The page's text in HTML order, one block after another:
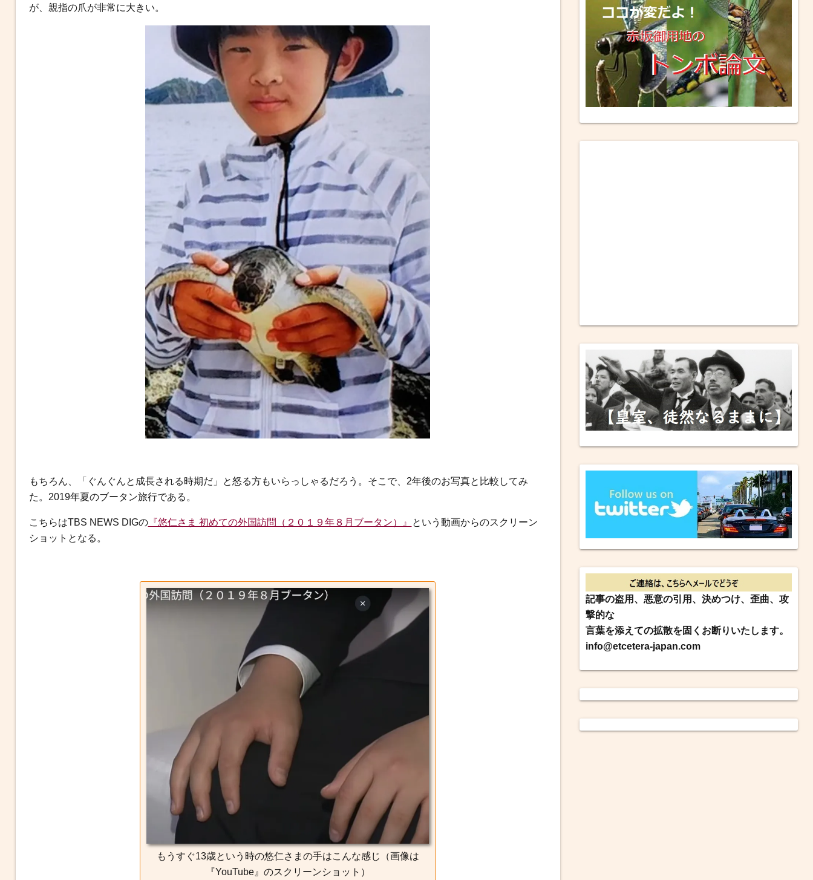
が、親指の爪が非常に大きい。
もちろん、「ぐんぐんと成長される時期だ」と怒る方もいらっしゃるだろう。そこで、2年後のお写真と比較してみ
た。2019年夏のブータン旅行である。
こちらはTBS NEWS DIGの『悠仁さま 初めての外国訪問（２０１９年８月ブータン）』
という動画からのスクリーン
ショットとなる。
もうすぐ13歳という時の悠仁さまの手はこんな感じ（画像は
『YouTube』のスクリーンショット）
記事の盗用、悪意の引用、決めつけ、歪曲、攻
撃的な
言葉を添えての拡散を固くお断りいたします。
info@etcetera-japan.com